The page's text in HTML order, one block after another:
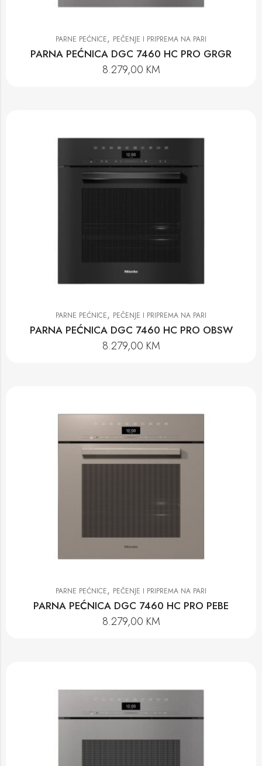
PARNE PEĆNICE, PEČENJE I PRIPREMA NA PARI
PARNA PEĆNICA DGC 7460 HC PRO GRGR
8.279,00 KM
PARNE PEĆNICE, PEČENJE I PRIPREMA NA PARI
PARNA PEĆNICA DGC 7460 HC PRO OBSW
8.279,00 KM
PARNE PEĆNICE, PEČENJE I PRIPREMA NA PARI
PARNA PEĆNICA DGC 7460 HC PRO PEBE
8.279,00 KM